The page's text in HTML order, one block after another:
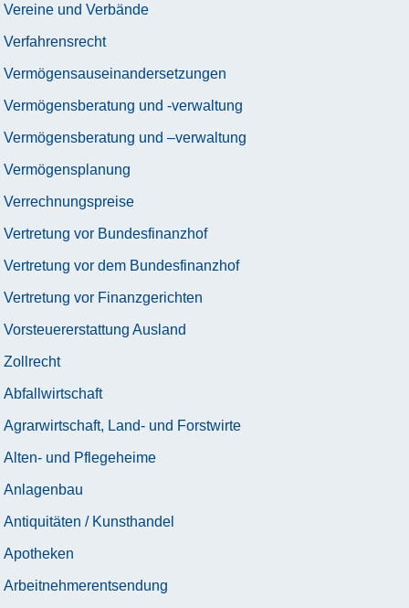
Vereine und Verbände
Verfahrensrecht
Vermögensauseinandersetzungen
Vermögensberatung und -verwaltung
Vermögensberatung und –verwaltung
Vermögensplanung
Verrechnungspreise
Vertretung vor Bundesfinanzhof
Vertretung vor dem Bundesfinanzhof
Vertretung vor Finanzgerichten
Vorsteuererstattung Ausland
Zollrecht
Abfallwirtschaft
Agrarwirtschaft, Land- und Forstwirte
Alten- und Pflegeheime
Anlagenbau
Antiquitäten / Kunsthandel
Apotheken
Arbeitnehmerentsendung